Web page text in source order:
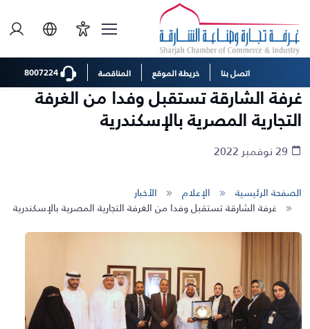
اتصل بنا خريطة الموقع المناقصة
غرفة الشارقة تستقبل وفدا من الغرفة
التجارية المصرية بالإسكندرية
الصفحة الرئيسية الإعلام
الأخبار
غرفة الشارقة تستقبل وفدا من الغرفة التجارية المصرية بالإسكندرية